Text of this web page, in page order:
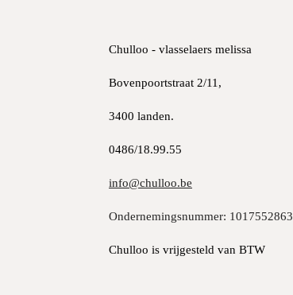
Chulloo - vlasselaers melissa
Bovenpoortstraat 2/11,
3400 landen.
0486/18.99.55
info@chulloo.be
Ondernemingsnummer: 1017552863
Chulloo is vrijgesteld van BTW